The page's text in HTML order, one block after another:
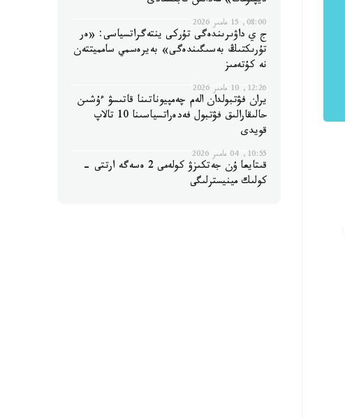
08:00, 15 مامىر 2026
ج ي داۋىرىندەگى تۇركى ينتەگراتسياسى: «ەر
تۇرىكتىڭ بەسىگىندەگى» بەيرەسمي سامميتتەن
نە كۇتەمىز
12:26, 10 مامىر 2026
يران فۋتبولدان الەم چەمپيوناتىنا قاتىسۋ ءۇشىن
حالىقارالىق فۋتبول فەدەراتسياسىنا 10 تالاپ
قويدى
10:55, 04 مامىر 2026
قىتايعا ۇن جەتكىزۋ كولەمى 2 ەسەگە ارتتى -
كولىك مينيسترلىگى